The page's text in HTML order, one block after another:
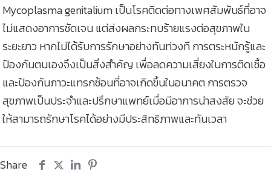
Mycoplasma genitalium เป็นโรคติดต่อทางเพศสัมพันธ์ที่อาจ
ไม่แสดงอาการชัดเจน แต่ส่งผลกระทบร้ายแรงต่อสุขภาพใน
ระยะยาว หากไม่ได้รับการรักษาอย่างทันท่วงที การตระหนักรู้และ
ป้องกันตนเองจึงเป็นสิ่งสำคัญ เพื่อลดความเสี่ยงในการติดเชื้อ
และป้องกันภาวะแทรกซ้อนที่อาจเกิดขึ้นในอนาคต การตรวจ
สุขภาพเป็นประจำและปรึกษาแพทย์เมื่อมีอาการน่าสงสัย จะช่วย
ให้สามารถรักษาโรคได้อย่างมีประสิทธิภาพและทันเวลา
Share